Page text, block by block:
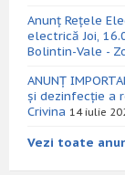
Anunț Rețele
electrică Joi,
Bolintin-Vale -
ANUNȚ
și dezinfecție a
Crivina 14 iulie
Vezi toate